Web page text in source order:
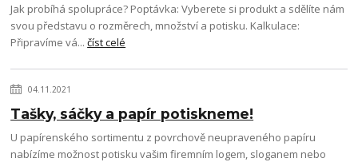
Jak probíhá spolupráce? Poptávka: Vyberete si produkt a sdělíte nám
svou představu o rozměrech, množství a potisku. Kalkulace:
Připravíme vá...číst celé
04.11.2021
Tašky, sáčky a papír potiskneme!
U papírenského sortimentu z povrchově neupraveného papíru
nabízíme možnost potisku vašim firemním logem, sloganem nebo